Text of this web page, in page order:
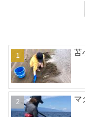
苫
マ